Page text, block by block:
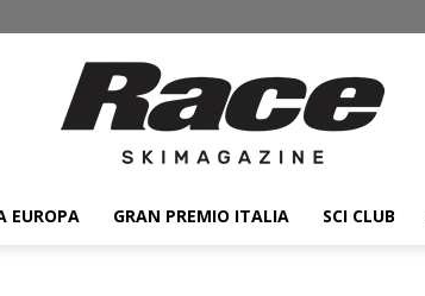
EUROPA GRAN PREMIO ITALIA SCI CLUB